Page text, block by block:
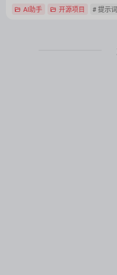
AI助手 开源项目 # 提示